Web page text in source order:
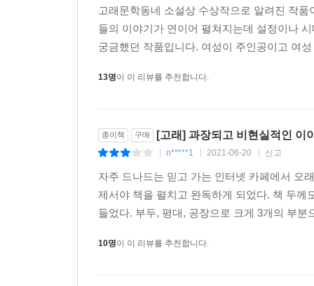
고래문학동네 소설상 수상작으로 알려진 작
들의 이야기가 연이어 펼쳐지는데 설정이나
궁금했던 작품입니다. 여성이 주인공이고 여
13명이 이 리뷰를 추천합니다.
종이책 구매 [고래] 과장되고 비현실적인 이
n*****1 2021-06-20 신고
자주 드나드는 믿고 가는 인터넷 카페에서 오
제서야 책을 펼치고 완독하게 되었다. 책 두께
들었다. 부두, 평대, 공장으로 크게 3개의 부
10명이 이 리뷰를 추천합니다.